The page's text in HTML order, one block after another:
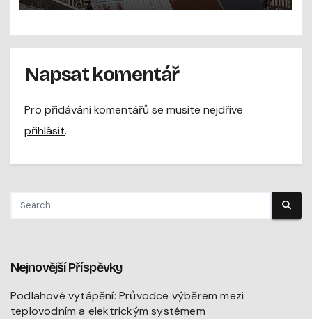
Napsat komentář
Pro přidávání komentářů se musíte nejdříve
přihlásit.
Nejnovější Příspěvky
Podlahové vytápění: Průvodce výběrem mezi
teplovodním a elektrickým systémem